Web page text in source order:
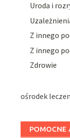
Uroda i
Z innego
Z innego
Zdrowie
ośrodek
POMOCNE